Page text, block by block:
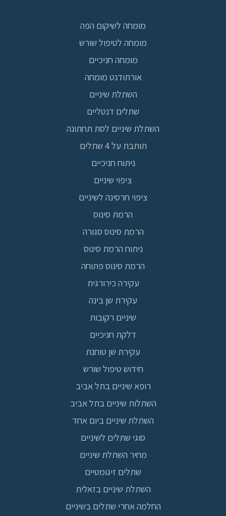
מומחה לשיקום הפה
מומחה לטיפול שורש
מומחה חניכיים
אורתודנט מומחה
השתלת שיניים
שתלים דנטליים
השתלת שיניים לסת תחתונה
תותבת על 4 שתלים
ניתוח חניכיים
ציפוי שיניים
ציפוי חרסינה לשיניים
הרמת סינוס
הרמת סינוס סגורה
ניתוח הרמת סינוס
הרמת סינוס פתוחה
עקירה כירורגית
עקירת שן בינה
שיניים רקובות
דלקת חניכיים
עקירת שן טוחנת
חידוש טיפול שורש
רופא שיניים בתל אביב
השתלות שיניים בתל אביב
השתלת שיניים ביום אחד
סוגי שתלים לשיניים
מחיר השתלת שיניים
שתלים זיגומטיים
השתלת שיניים בזאלית
החלמה אחרי שתלים בשיניים